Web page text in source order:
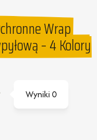
Wrap
– 4 Kolory
Wyniki0